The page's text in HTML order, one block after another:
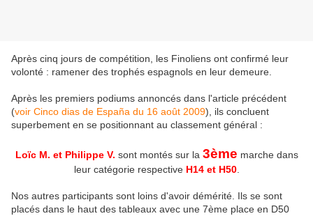
Après cinq jours de compétition, les Finoliens ont confirmé leur
volonté : ramener des trophés espagnols en leur demeure.
Après les premiers podiums annoncés dans l'article précédent
(voir Cinco dias de España du 16 août 2009), ils concluent
superbement en se positionnant au classement général :
Loïc M. et Philippe V. sont montés sur la 3ème marche dans
leur catégorie respective H14 et H50.
Nos autres participants sont loins d'avoir démérité. Ils se sont
placés dans le haut des tableaux avec une 7ème place en D50